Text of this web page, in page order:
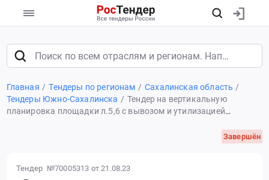
Главная Тендеры по регионам
Сахалинская область
Тендеры Южно-Сахалинска
Тендер на вертикальную
планировка площадки л.5,6 с вывозом и утилизацией
Завершён
Тендер №70005313 от 21.08.23